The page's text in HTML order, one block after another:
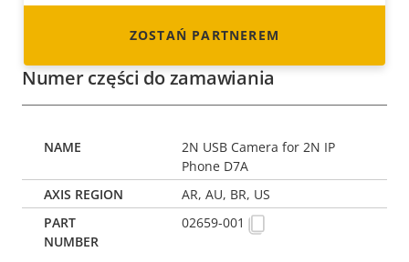
ZOSTAŃ PARTNEREM
Numer części do zamawiania
2N USB Camera for 2N IP
Phone D7A
AR, AU, BR, US
02659-001